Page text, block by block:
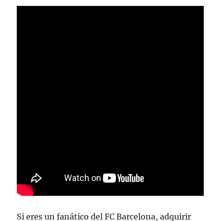
Si eres un fanático del FC Barcelona, adquirir